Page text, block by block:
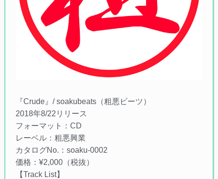
『Crude』/ soakubeats（粗悪ビーツ）
2018年8/22リリース
フォーマット：CD
レーベル：粗悪興業
カタログNo.：soaku-0002
価格：¥2,000（税抜）
【Track List】